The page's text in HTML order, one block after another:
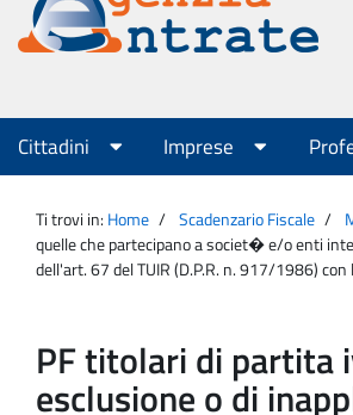
Agenzia
Entrate
Menu
principale
Cittadini Imprese
Ti trovi in: Home Scadenzario Fiscale
quelle che partecipano a societ� e/o enti
dell'art. 67 del TUIR (D.P.R. n. 917/1986)
PF titolari di partita
esclusione o di